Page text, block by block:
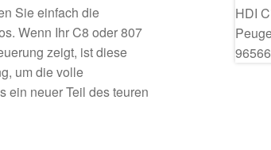
Sie einfach die
Wenn Ihr C8 oder 807
zeigt, ist diese
um die volle
ein neuer Teil des teuren